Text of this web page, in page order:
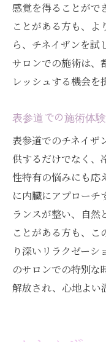
感覚を得ることがで
ことがある方も、よ
ら、チネイザンを試
サロンでの施術は、
レッシュする機会を
表参道での施術体
表参道でのチネイザ
供するだけでなく、
性特有の悩みにも応
に内臓にアプローチ
ランスが整い、自然
ことがある方も、こ
り深いリラクゼー
のサロンでの特別な
解放され、心地よい